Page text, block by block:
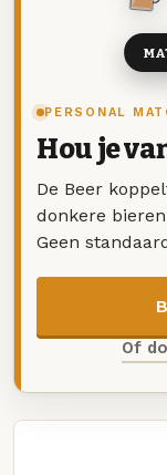
PERSONAL
Hou je
De Beer
donkere
Geen
Of